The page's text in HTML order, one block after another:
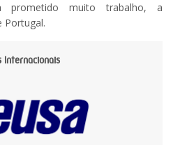
prometido muito trabalho, a
Portugal.
Internacionais